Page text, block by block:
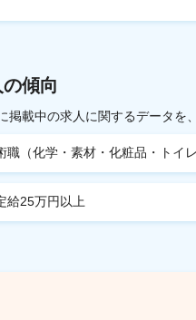
傾向
掲載中の求人に関するデータを
職（化学・素材・化粧品・トイレ
給25万円以上